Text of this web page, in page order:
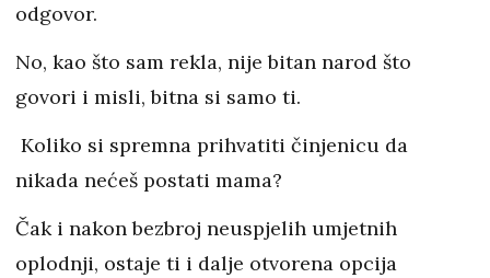
odgovor.
No, kao što sam rekla, nije bitan narod što
govori i misli, bitna si samo ti.
Koliko si spremna prihvatiti činjenicu da
nikada nećeš postati mama?
Čak i nakon bezbroj neuspjelih umjetnih
oplodnji, ostaje ti i dalje otvorena opcija